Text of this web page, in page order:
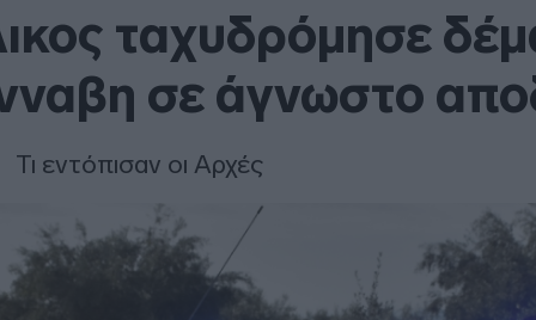
ταχυδρόμησε
σε άγνωστο
Τι εντόπισαν οι Αρχές